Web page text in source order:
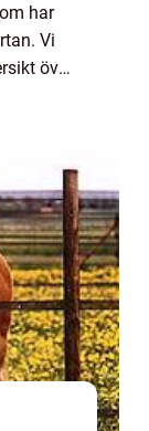
har
Vi
över